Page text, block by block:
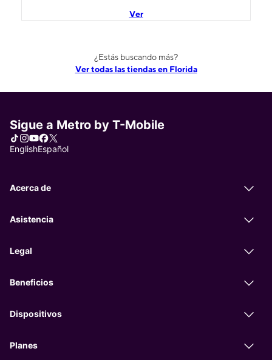
Ver
¿Estás buscando más?
Ver todas las tiendas en Florida